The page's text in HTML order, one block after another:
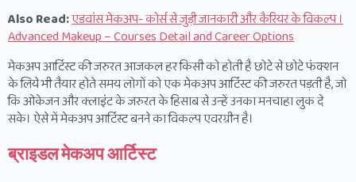
Also Read:एडवांस मेकअप- कोर्स से जुड़ी जानकारी और कैरियर के विकल्प ।
Advanced Makeup – Courses Detail and Career Options
मेकअप आर्टिस्ट की जरुरत आजकल हर किसी को होती है छोटे से छोटे फंक्शन
के लिये भी तैयार होते समय लोगों को एक मेकअप आर्टिस्ट की जरुरत पड़ती है, जो
कि ओकेजन और क्लाइंट के जरुरत के हिसाब से उन्हें उनका मनचाहा लुक दे
सके। ऐसे में मेकअप आर्टिस्ट बनने का विकल्प एवरग्रीन है।
ब्राइडल मेकअप आर्टिस्ट